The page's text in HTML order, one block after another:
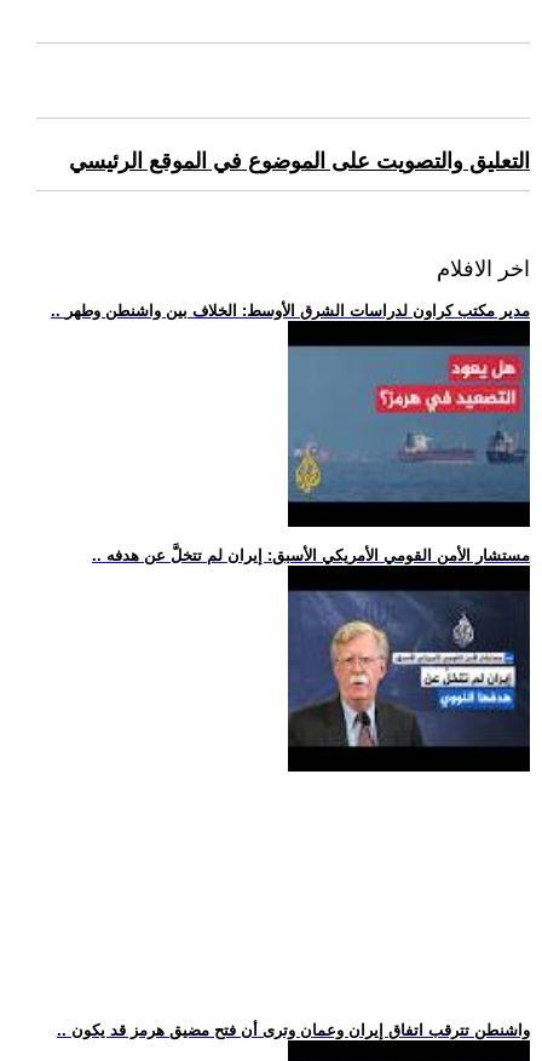
التعليق والتصويت على الموضوع في الموقع الرئيسي
اخر الافلام
.. مدير مكتب كراون لدراسات الشرق الأوسط: الخلاف بين واشنطن وطهر
.. مستشار الأمن القومي الأمريكي الأسبق: إيران لم تتخلَّ عن هدفه
.. واشنطن تترقب اتفاق إيران وعمان وترى أن فتح مضيق هرمز قد يكون